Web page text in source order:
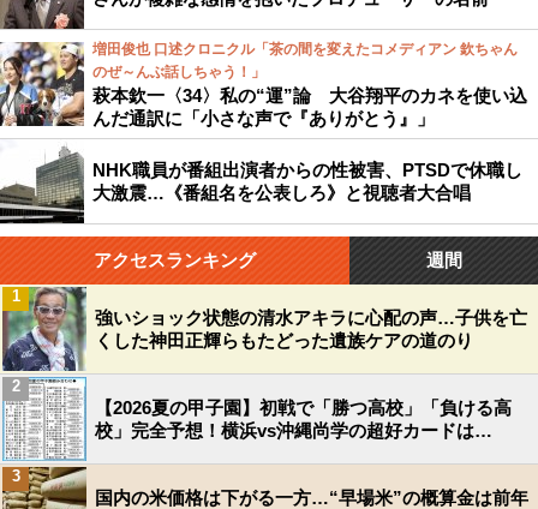
増田俊也 口述クロニクル「茶の間を変えたコメディアン 欽ちゃん
のぜ～んぶ話しちゃう！」
萩本欽一〈34〉私の“運”論 大谷翔平のカネを使い込
んだ通訳に「小さな声で『ありがとう』」
NHK職員が番組出演者からの性被害、PTSDで休職し
大激震…《番組名を公表しろ》と視聴者大合唱
アクセスランキング 週間
強いショック状態の清水アキラに心配の声…子供を亡
くした神田正輝らもたどった遺族ケアの道のり
1
【2026夏の甲子園】初戦で「勝つ高校」「負ける高
校」完全予想！横浜vs沖縄尚学の超好カードは…
2
国内の米価格は下がる一方…“早場米”の概算金は前年
3